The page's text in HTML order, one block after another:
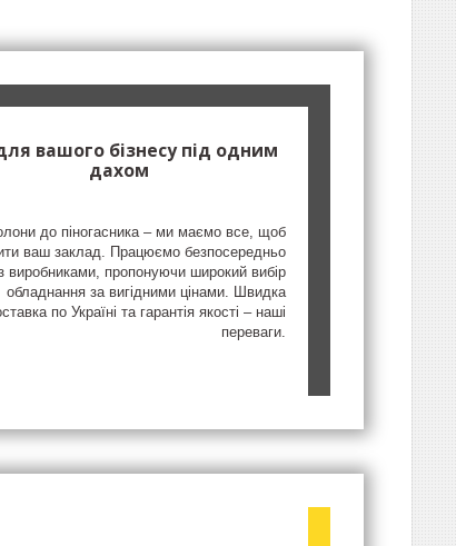
вашого бізнесу під одним
дахом
до піногасника – ми маємо все, щоб
ваш заклад. Працюємо безпосередньо
виробниками, пропонуючи широкий вибір
обладнання за вигідними цінами. Швидка
по Україні та гарантія якості – наші
переваги.